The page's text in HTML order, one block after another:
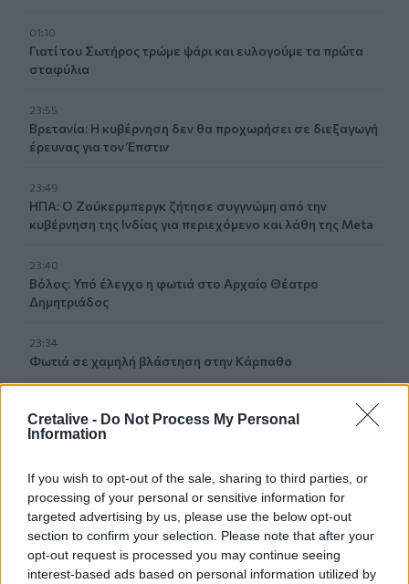
Cretalive - Do Not Process My Personal
Information
If you wish to opt-out of the sale, sharing to third parties, or
processing of your personal or sensitive information for
targeted advertising by us, please use the below opt-out
section to confirm your selection. Please note that after your
opt-out request is processed you may continue seeing
interest-based ads based on personal information utilized by
01:10
Γιατί του Σωτήρος τρώμε ψάρι και ευλογούμε τα πρώτα
σταφύλια
23:55
Βρετανία: Η κυβέρνηση δεν θα προχωρήσει σε διεξαγωγή
έρευνας για τον Έπστιν
23:49
ΗΠΑ: Ο Ζούκερμπεργκ ζήτησε συγγνώμη από την
κυβέρνηση της Ινδίας για περιεχόμενο και λάθη της Meta
23:40
Βόλος: Υπό έλεγχο η φωτιά στο Αρχαίο Θέατρο
Δημητριάδος
23:34
Φωτιά σε χαμηλή βλάστηση στην Κάρπαθο
Κολομβία: Διασώθηκε ιπποποταμάκι από την αποικία του
Πάμπλο Εσκομπάρ
23:21
Κυψέλη: Τα δύο σενάρια που εξετάζουν οι Αρχές για τη
δολοφονία της Σκωτσέζας
23:15
Οι ΗΠΑ αναστέλλουν τις εισαγωγές από τον μεγαλύτερο